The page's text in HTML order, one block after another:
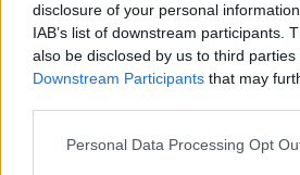
disclosure of your personal
IAB’s list of downstream participants.
also be disclosed by us to third parties
Downstream Participants that may
Please note that this website/app
Personal Data Processing Opt
Κώστας Καραφώτης: Η
την κόρη του που